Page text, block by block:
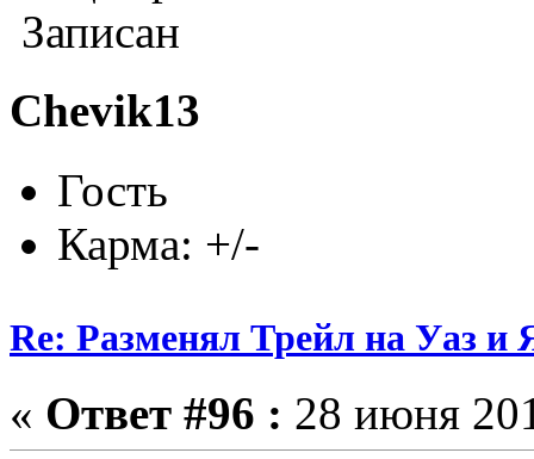
Записан
Chevik13
Гость
Карма: +/-
Re: Разменял Трейл на Уаз и
« Ответ #96 : 28 июня